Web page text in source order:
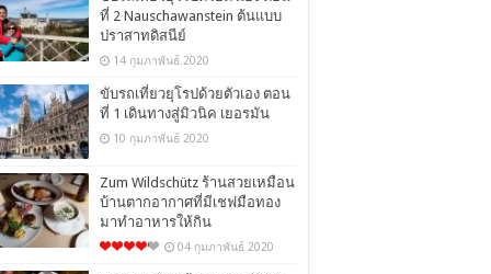
ที่ 2 Nauschawanstein ต้นแบบ
ปราสาทดิสนีย์
14 กุมภาพันธ์ 2020
ขับรถเที่ยวยุโรปด้วยตัวเอง ตอน
ที่ 1 เดินทางสู่มิวนิค เยอรมัน
10 กุมภาพันธ์ 2020
Zum Wildschütz ร้านสวยเหมือน
บ้านตากอากาศที่มีเชฟมือทอง
มาทำอาหารให้กิน
04 กุมภาพันธ์ 2020